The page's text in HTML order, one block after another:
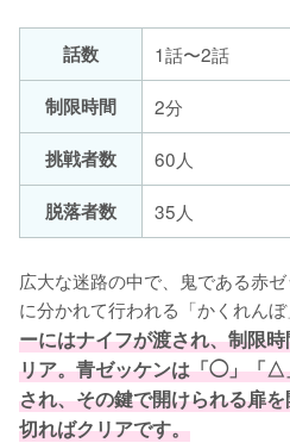
話数
1話〜2話
制限時間
2分
挑戦者数
60人
脱落者数
35人
広大な迷路の中で、鬼である赤
に分かれて行われる「かくれんぼ
ーにはナイフが渡され、制限
リア。青ゼッケンは「◯」「△
され、その鍵で開けられる扉
切ればクリアです。